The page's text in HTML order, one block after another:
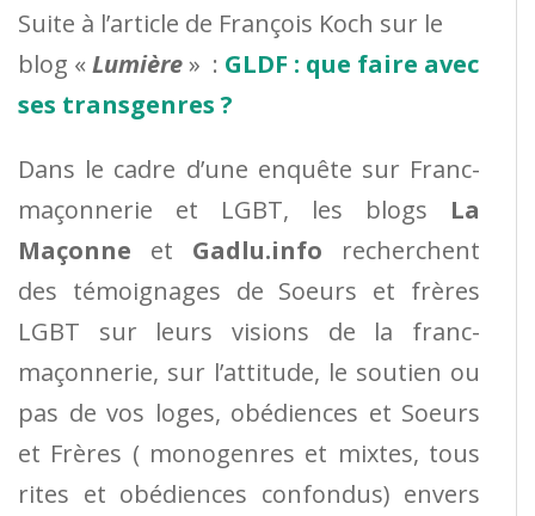
Suite à l’article de François Koch sur le
blog «Lumière» : GLDF : que faire avec
ses transgenres ?
Dans le cadre d’une enquête sur Franc-
maçonnerie et LGBT, les blogs La
Maçonne et Gadlu.info recherchent
des témoignages de Soeurs et frères
LGBT sur leurs visions de la franc-
maçonnerie, sur l’attitude, le soutien ou
pas de vos loges, obédiences et Soeurs
et Frères ( monogenres et mixtes, tous
rites et obédiences confondus) envers